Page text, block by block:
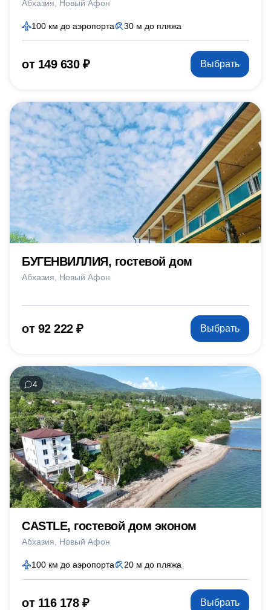
Абхазия Новый Афон
100 км до аэропорта 30 м до пляжа
от 149 630 ₽ Выбрать
БУГЕНВИЛЛИЯ, гостевой дом
Абхазия Новый Афон
от 92 222 ₽ Выбрать
4
CASTLE, гостевой дом эконом
Абхазия Новый Афон
100 км до аэропорта 20 м до пляжа
от 116 178 ₽ Выбрать